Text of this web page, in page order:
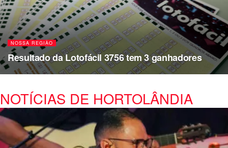
NOSSA REGIÃO
Resultado da Lotofácil 3756 tem 3 ganhadores
NOTÍCIAS DE HORTOLÂNDIA